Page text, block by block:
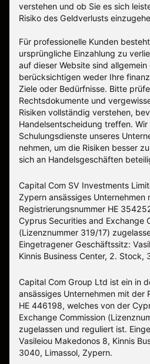
verstehen und ob Sie es sich
Risiko des Geldverlusts
Für professionelle Kunden
ursprüngliche Einzahlung zu
auf dieser Website sind
berücksichtigen weder Ihre
Ziele oder Bedürfnisse. Bitte
Rechtsdokumente und
Risiken vollständig verstehen,
Handelsentscheidung treffen.
Schulungsdienste unseres
nehmen, um die Risiken besser
sich an Handelsgeschäften
Capital Com SV Investments
Zypern ansässiges Unternehmen
Registrierungsnummer HE
Cyprus Securities and Exchange
(Lizenznummer 319/17)
Eingetragener Geschäftssitz:
Kinnis Business Center, 2. Stock,
Capital Com Group Ltd ist ein in
ansässiges Unternehmen mit der
ΗΕ 446198, welches von der
Exchange Commission
zugelassen und reguliert ist.
Vasileiou Makedonos 8, Kinnis
3040, Limassol, Zypern.